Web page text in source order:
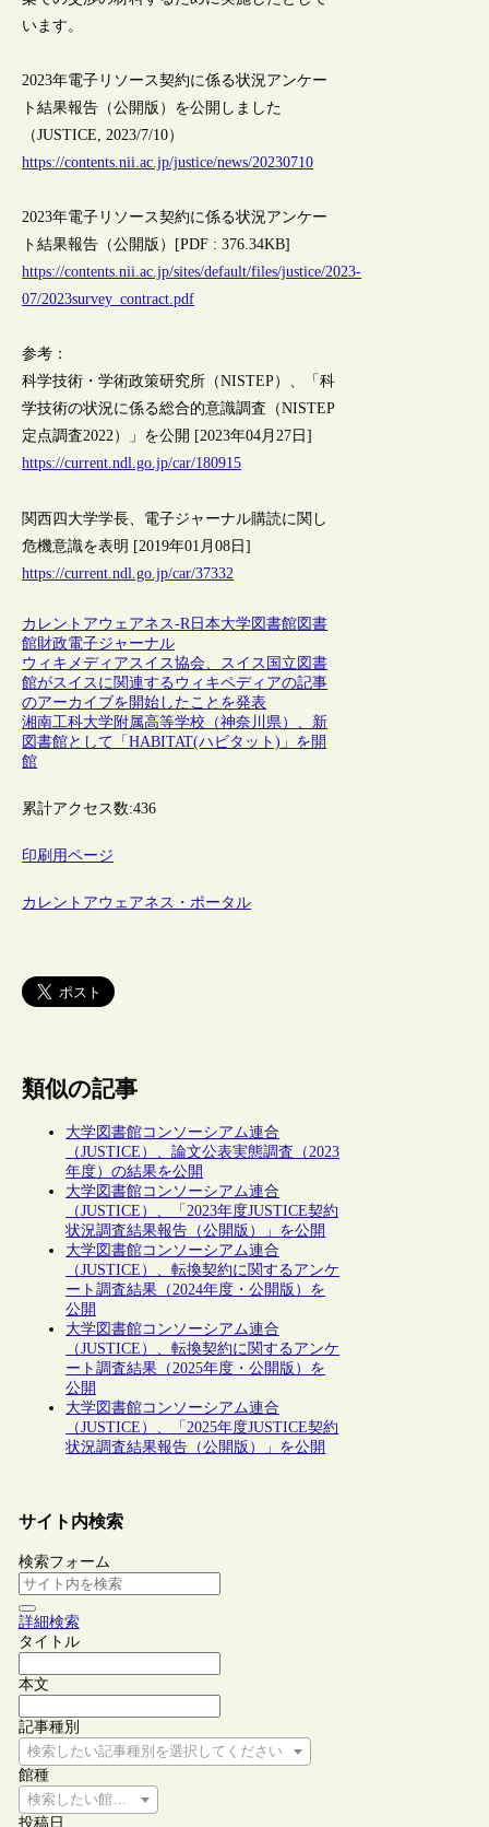
います。
2023年電子リソース契約に係る状況アンケー
ト結果報告（公開版）を公開しました
（JUSTICE, 2023/7/10）
https://contents.nii.ac.jp/justice/news/20230710
2023年電子リソース契約に係る状況アンケー
ト結果報告（公開版）[PDF : 376.34KB]
https://contents.nii.ac.jp/sites/default/files/justice/2023-
07/2023survey_contract.pdf
参考：
科学技術・学術政策研究所（NISTEP）、「科
学技術の状況に係る総合的意識調査（NISTEP
定点調査2022）」を公開 [2023年04月27日]
https://current.ndl.go.jp/car/180915
関西四大学学長、電子ジャーナル購読に関し
危機意識を表明 [2019年01月08日]
https://current.ndl.go.jp/car/37332
カレントアウェアネス-R 日本大学図書館図書
館財政電子ジャーナル
ウィキメディアスイス協会、スイス国立図書
館がスイスに関連するウィキペディアの記事
のアーカイブを開始したことを発表
湘南工科大学附属高等学校（神奈川県）、新
図書館として「HABITAT(ハビタット)」を開
館
累計アクセス数:436
印刷用ページ
カレントアウェアネス・ポータル
類似の記事
大学図書館コンソーシアム連合
（JUSTICE）、論文公表実態調査（2023
年度）の結果を公開
大学図書館コンソーシアム連合
（JUSTICE）、「2023年度JUSTICE契約
状況調査結果報告（公開版）」を公開
大学図書館コンソーシアム連合
（JUSTICE）、転換契約に関するアンケ
ート調査結果（2024年度・公開版）を
公開
大学図書館コンソーシアム連合
（JUSTICE）、転換契約に関するアンケ
ート調査結果（2025年度・公開版）を
公開
大学図書館コンソーシアム連合
（JUSTICE）、「2025年度JUSTICE契約
状況調査結果報告（公開版）」を公開
サイト内検索
検索フォーム
詳細検索
タイトル
本文
記事種別
検索したい記事種別を選択してください
館種
検索したい館種を選択してください
投稿日